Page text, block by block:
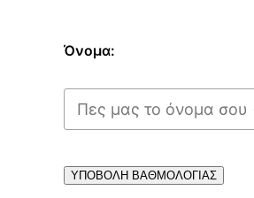
Όνομα:
ΥΠΟΒΟΛΗ ΒΑΘΜΟΛΟΓΙΑΣ